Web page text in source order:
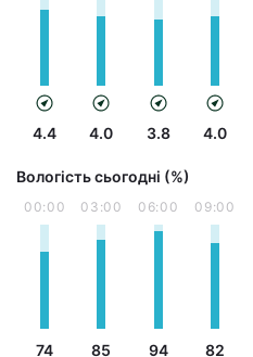
4.4 4.0 3.8 4.0
Вологість сьогодні (%)
00:00
74
03:00
85
06:00
94
09:00
82